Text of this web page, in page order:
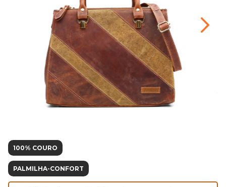
100% COURO
PALMILHA-CONFORT